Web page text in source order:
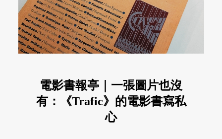
電影書報亭｜一張圖片也沒
有：《Trafic》的電影書寫私
心